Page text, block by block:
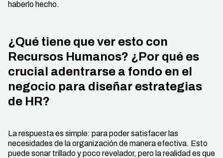
haberlo hecho.
¿Qué tiene que ver esto con
Recursos Humanos? ¿Por qué es
crucial adentrarse a fondo en el
negocio para diseñar estrategias
de HR?
La respuesta es simple: para poder satisfacer las
necesidades de la organización de manera efectiva. Esto
puede sonar trillado y poco revelador, pero la realidad es que